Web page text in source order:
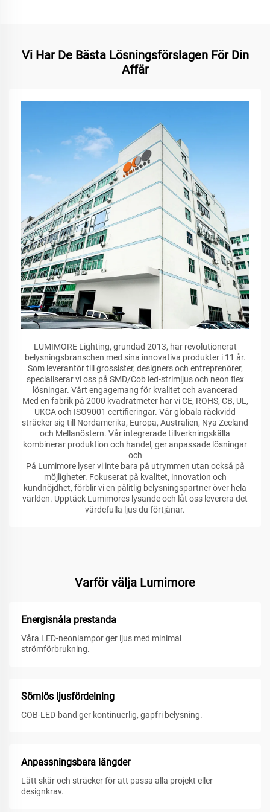
Vi Har De Bästa Lösningsförslagen För Din
Affär
LUMIMORE Lighting, grundad 2013, har revolutionerat
belysningsbranschen med sina innovativa produkter i 11 år.
Som leverantör till grossister, designers och entreprenörer,
specialiserar vi oss på SMD/Cob led-strimljus och neon flex
lösningar. Vårt engagemang för kvalitet och avancerad
Med en fabrik på 2000 kvadratmeter har vi CE, ROHS, CB, UL,
UKCA och ISO9001 certifieringar. Vår globala räckvidd
sträcker sig till Nordamerika, Europa, Australien, Nya Zeeland
och Mellanöstern. Vår integrerade tillverkningskälla
kombinerar produktion och handel, ger anpassade lösningar
och
På Lumimore lyser vi inte bara på utrymmen utan också på
möjligheter. Fokuserat på kvalitet, innovation och
kundnöjdhet, förblir vi en pålitlig belysningspartner över hela
världen. Upptäck Lumimores lysande och låt oss leverera det
värdefulla ljus du förtjänar.
Varför välja Lumimore
Energisnåla prestanda
Våra LED-neonlampor ger ljus med minimal
strömförbrukning.
Sömlös ljusfördelning
COB-LED-band ger kontinuerlig, gapfri belysning.
Anpassningsbara längder
Lätt skär och sträcker för att passa alla projekt eller
designkrav.